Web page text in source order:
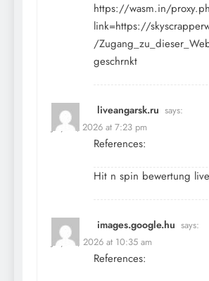
https://wasm.in/
link=https://
/
geschrnkt
liveangarsk.ru says:
July 13, 2026 at 7:23 pm
References:
Hit n spin bewertung
images.google.hu says:
July 14, 2026 at 10:35 am
References: